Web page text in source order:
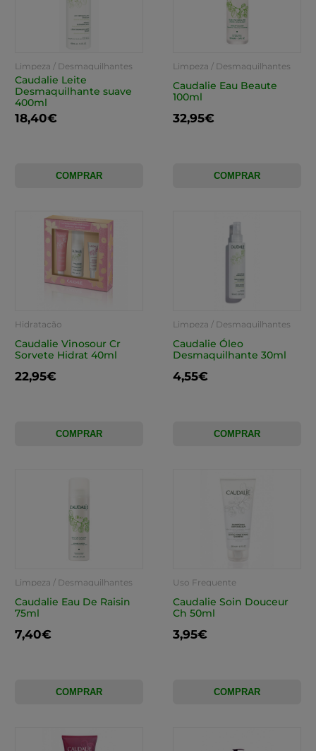
Limpeza / Desmaquilhantes
Caudalie Leite
Desmaquilhante suave
400ml
18,40€
COMPRAR
Limpeza / Desmaquilhantes
Caudalie Eau Beaute
100ml
32,95€
COMPRAR
Hidratação
Caudalie Vinosour Cr
Sorvete Hidrat 40ml
22,95€
COMPRAR
Limpeza / Desmaquilhantes
Caudalie Óleo
Desmaquilhante 30ml
4,55€
COMPRAR
Limpeza / Desmaquilhantes
Caudalie Eau De Raisin
75ml
7,40€
COMPRAR
Uso Frequente
Caudalie Soin Douceur
Ch 50ml
3,95€
COMPRAR